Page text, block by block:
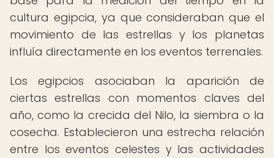
cultura egipcia, ya que consideraban que el
movimiento de las estrellas y los planetas
influía directamente en los eventos terrenales.
Los egipcios asociaban la aparición de
ciertas estrellas con momentos claves del
año, como la crecida del Nilo, la siembra o la
cosecha. Establecieron una estrecha relación
entre los eventos celestes y las actividades